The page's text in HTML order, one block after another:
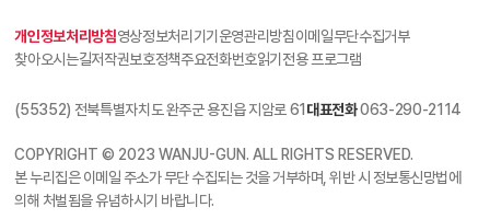
개인정보처리방침영상정보처리기기운영관리방침이메일무단수집거부
찾아오시는길저작권보호정책주요전화번호읽기전용 프로그램
(55352) 전북특별자치도 완주군 용진읍 지암로 61대표전화063-290-2114
COPYRIGHT © 2023 WANJU-GUN. ALL RIGHTS RESERVED.
본 누리집은 이메일 주소가 무단 수집되는 것을 거부하며, 위반 시 정보통신망법에
의해 처벌됨을 유념하시기 바랍니다.